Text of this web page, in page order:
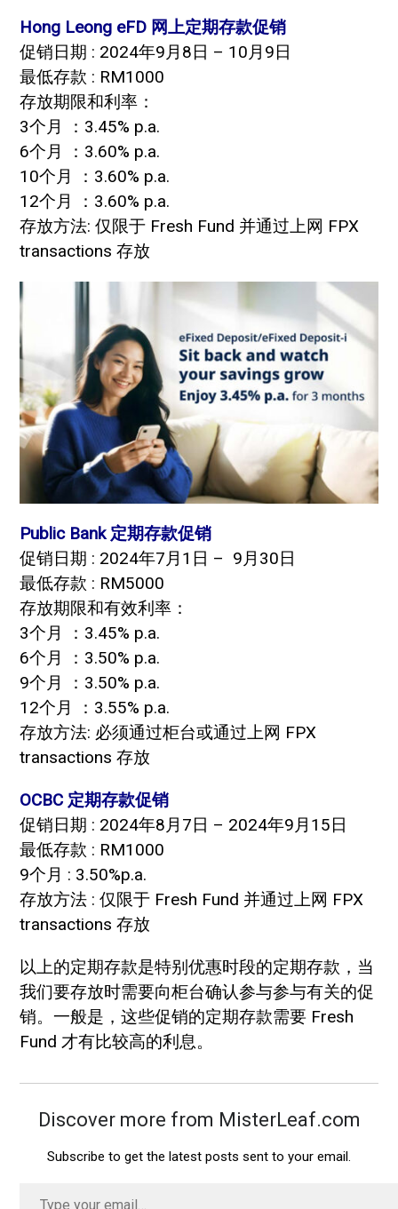
Hong Leong eFD 网上定期存款促销
促销日期 : 2024年9月8日 – 10月9日
最低存款 : RM1000
存放期限和利率：
3个月 ：3.45% p.a.
6个月 ：3.60% p.a.
10个月 ：3.60% p.a.
12个月 ：3.60% p.a.
存放方法: 仅限于 Fresh Fund 并通过上网 FPX
transactions 存放
Public Bank 定期存款促销
促销日期 : 2024年7月1日 – 9月30日
最低存款 : RM5000
存放期限和有效利率：
3个月 ：3.45% p.a.
6个月 ：3.50% p.a.
9个月 ：3.50% p.a.
12个月 ：3.55% p.a.
存放方法: 必须通过柜台或通过上网 FPX
transactions 存放
OCBC 定期存款促销
促销日期 : 2024年8月7日 – 2024年9月15日
最低存款 : RM1000
9个月 : 3.50%p.a.
存放方法 : 仅限于 Fresh Fund 并通过上网 FPX
transactions 存放
以上的定期存款是特别优惠时段的定期存款，当
我们要存放时需要向柜台确认参与参与有关的促
销。一般是，这些促销的定期存款需要 Fresh
Fund 才有比较高的利息。
Discover more from MisterLeaf.com
Subscribe to get the latest posts sent to your email.